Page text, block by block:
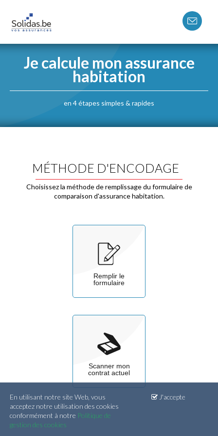
En utilisant notre site Web, vous
acceptez notre utilisation des cookies
conformément à notre Politique de
gestion des cookies
J'accepte
Je calcule mon assurance
habitation
en 4 étapes simples & rapides
MÉTHODE D'ENCODAGE
Choisissez la méthode de remplissage du formulaire de
comparaison d'assurance habitation.
Remplir le
formulaire
Scanner mon
contrat actuel